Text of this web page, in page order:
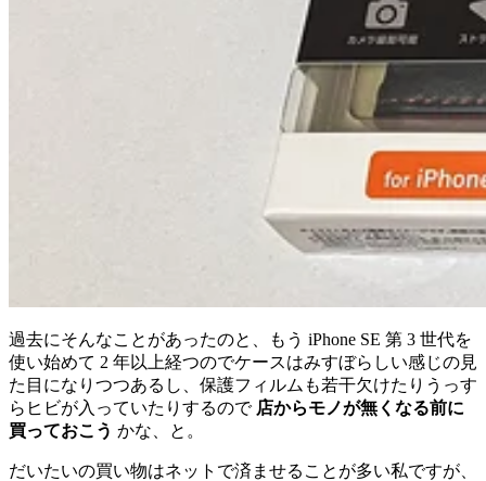
過去にそんなことがあったのと、もう iPhone SE 第 3 世代を
使い始めて 2 年以上経つのでケースはみすぼらしい感じの見
た目になりつつあるし、保護フィルムも若干欠けたりうっす
らヒビが入っていたりするので 店からモノが無くなる前に
買っておこう かな、と。
だいたいの買い物はネットで済ませることが多い私ですが、